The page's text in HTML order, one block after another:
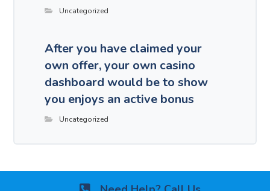
Uncategorized
After you have claimed your
own offer, your own casino
dashboard would be to show
you enjoys an active bonus
Uncategorized